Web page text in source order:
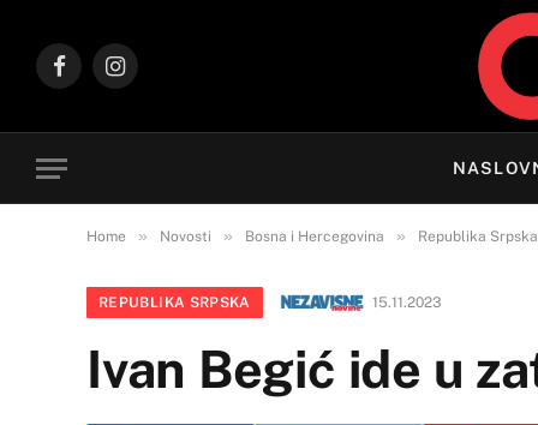
FacebookInstagram
Home » Novosti » Bosna i Hercegovina » Republika Srpska
REPUBLIKA SRPSKA 15.11.2023
Ivan Begić ide u